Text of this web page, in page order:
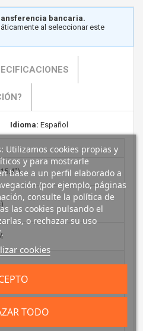
bancaria.
al seleccionar este
Idioma: Español
blanco
plástico
Utilizamos cookies propias y
y para mostrarle
base a un perfil elaborado a
(por ejemplo, páginas
consulte la política de
las cookies pulsando el
o rechazar su uso
cookies
TODO